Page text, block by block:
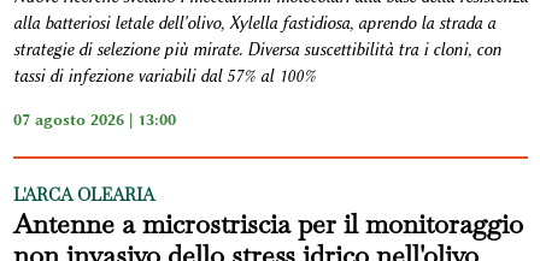
alla batteriosi letale dell'olivo, Xylella fastidiosa, aprendo la strada a
strategie di selezione più mirate. Diversa suscettibilità tra i cloni, con
tassi di infezione variabili dal 57% al 100%
07 agosto 2026 | 13:00
L'ARCA OLEARIA
Antenne a microstriscia per il monitoraggio